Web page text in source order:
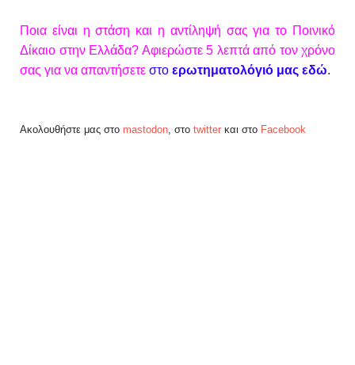
Ποια είναι η στάση και η αντίληψή σας για το Ποινικό
Δίκαιο στην Ελλάδα? Αφιερώστε 5 λεπτά από τον χρόνο
σας για να απαντήσετε στο ερωτηματολόγιό μας εδώ.
Ακολουθήστε μας στο mastodon , στο twitter και στο Facebook